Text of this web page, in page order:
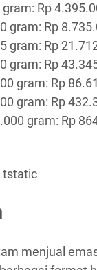
Rp
gram: Rp
gram: Rp
gram: Rp
gram: Rp
gram: Rp
gram: Rp
tstatic
menjual